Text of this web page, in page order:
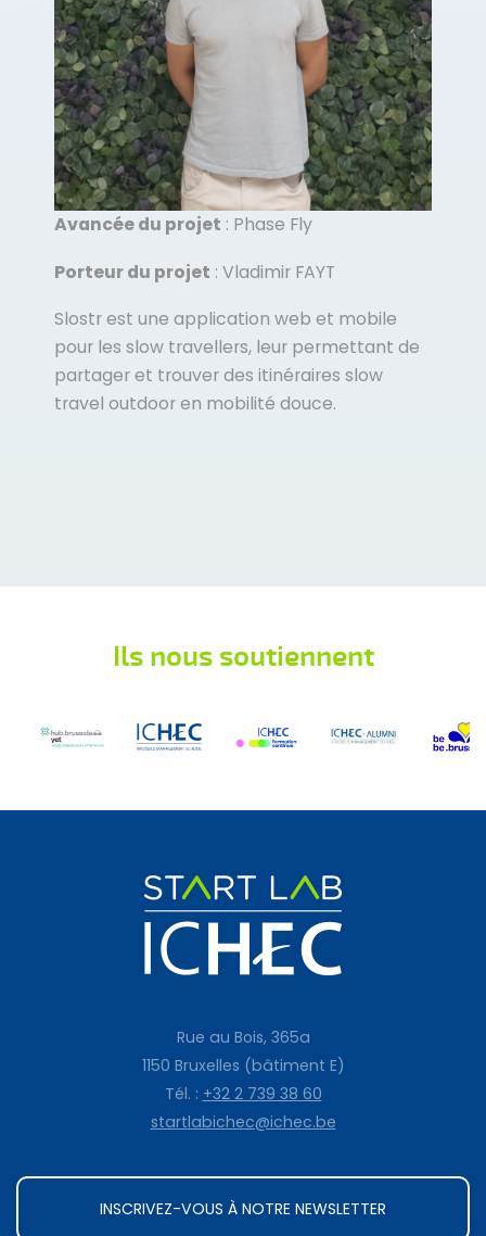
Avancée du projet : Phase Fly
Porteur du projet : Vladimir FAYT
Slostr est une application web et mobile
pour les slow travellers, leur permettant de
partager et trouver des itinéraires slow
travel outdoor en mobilité douce.
Ils nous soutiennent
Rue au Bois, 365a
1150 Bruxelles (bâtiment E)
Tél. : +32 2 739 38 60
startlabichec@ichec.be
INSCRIVEZ-VOUS À NOTRE NEWSLETTER